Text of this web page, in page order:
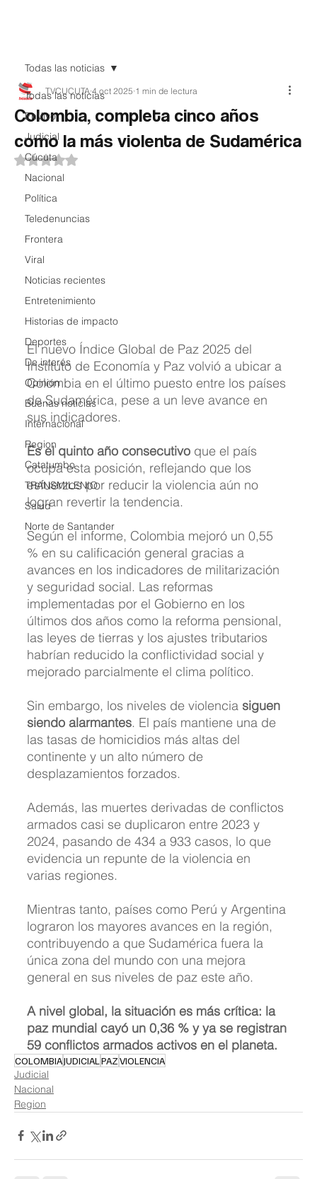
Todas las noticias
EnVivo
Judicial
Cúcuta
Nacional
Política
Teledenuncias
Frontera
Viral
Noticias recientes
Entretenimiento
Historias de impacto
Deportes
De interés
Opinión
Buenas noticias
Internacional
Region
Catatumbo
TRANSMILENIO
Salud
Norte de Santander
Todas las noticias
Colombia, completa cinco años
como la más violenta de Sudamérica
TVCUCUTA 4 oct 2025 1 min de lectura
Obtuvo NaN de 5 estrellas.
El nuevo Índice Global de Paz 2025 del
Instituto de Economía y Paz volvió a ubicar a
Colombia en el último puesto entre los países
de Sudamérica, pese a un leve avance en
sus indicadores.
Es el quinto año consecutivo que el país
ocupa esta posición, reflejando que los
esfuerzos por reducir la violencia aún no
logran revertir la tendencia.
Según el informe, Colombia mejoró un 0,55
% en su calificación general gracias a
avances en los indicadores de militarización
y seguridad social. Las reformas
implementadas por el Gobierno en los
últimos dos años como la reforma pensional,
las leyes de tierras y los ajustes tributarios
habrían reducido la conflictividad social y
mejorado parcialmente el clima político.
Sin embargo, los niveles de violencia siguen
siendo alarmantes. El país mantiene una de
las tasas de homicidios más altas del
continente y un alto número de
desplazamientos forzados.
Además, las muertes derivadas de conflictos
armados casi se duplicaron entre 2023 y
2024, pasando de 434 a 933 casos, lo que
evidencia un repunte de la violencia en
varias regiones.
Mientras tanto, países como Perú y Argentina
lograron los mayores avances en la región,
contribuyendo a que Sudamérica fuera la
única zona del mundo con una mejora
general en sus niveles de paz este año.
A nivel global, la situación es más crítica: la
paz mundial cayó un 0,36 % y ya se registran
59 conflictos armados activos en el planeta.
COLOMBIAJUDICIAL PAZVIOLENCIA
Judicial
Nacional
Region